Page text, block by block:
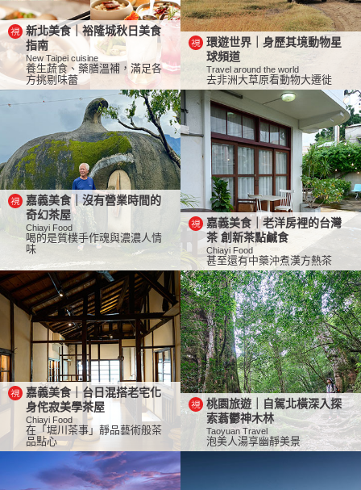
新北美食｜裕隆城秋日美食
指南
New Taipei cuisine
養生蔬食、藥膳溫補，滿足各
方挑剔味蕾
環遊世界｜身歷其境動物星
球頻道
Travel around the world
去非洲大草原看動物大遷徙
嘉義美食｜沒有營業時間的
奇幻茶屋
Chiayi Food
喝的是質樸手作魂與濃濃人情
味
嘉義美食｜老洋房裡的台灣
茶 創新茶點鹹食
Chiayi Food
甚至還有中藥沖煮漢方熱茶
嘉義美食｜台日混搭老宅化
身侘寂美學茶屋
Chiayi Food
在「堀川茶事」靜品藝術般茶
品點心
桃園旅遊｜自駕北橫深入探
索蓊鬱神木林
Taoyuan Travel
泡美人湯享幽靜美景